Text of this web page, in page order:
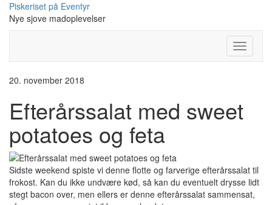
Skip
content
Piskeriset på Eventyr
Nye sjove madoplevelser
Toggle
20. november 2018
Efterårssalat med sweet
potatoes og feta
Sidste weekend spiste vi denne flotte og farverige efterårssalat til
frokost. Kan du ikke undvære kød, så kan du eventuelt drysse lidt
stegt bacon over, men ellers er denne efterårssalat sammensat,